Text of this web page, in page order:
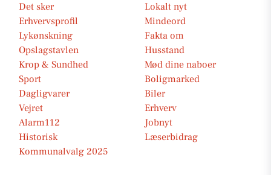
Det sker
Lokalt nyt
Erhvervsprofil
Mindeord
Lykønskning
Fakta om
Opslagstavlen
Husstand
Krop & Sundhed
Mød dine naboer
Sport
Boligmarked
Dagligvarer
Biler
Vejret
Erhverv
Alarm112
Jobnyt
Historisk
Læserbidrag
Kommunalvalg 2025